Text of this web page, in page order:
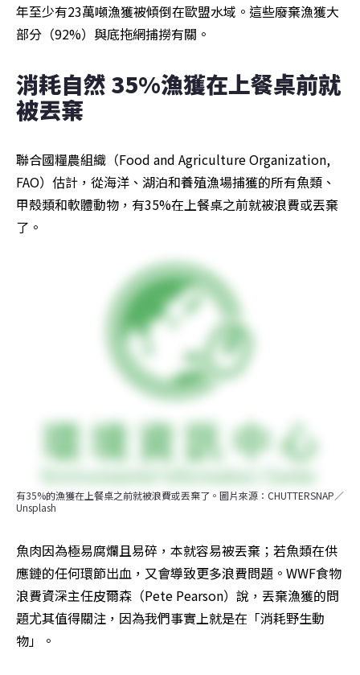
年至少有23萬噸漁獲被傾倒在歐盟水域。這些廢棄漁獲大
部分（92%）與底拖網捕撈有關。
消耗自然 35%漁獲在上餐桌前就
被丟棄
聯合國糧農組織（Food and Agriculture Organization,
FAO）估計，從海洋、湖泊和養殖漁場捕獲的所有魚類、
甲殼類和軟體動物，有35%在上餐桌之前就被浪費或丟棄
了。
有35%的漁獲在上餐桌之前就被浪費或丟棄了。圖片來源：CHUTTERSNAP／
Unsplash
魚肉因為極易腐爛且易碎，本就容易被丟棄；若魚類在供
應鏈的任何環節出血，又會導致更多浪費問題。WWF食物
浪費資深主任皮爾森（Pete Pearson）說，丟棄漁獲的問
題尤其值得關注，因為我們事實上就是在「消耗野生動
物」。